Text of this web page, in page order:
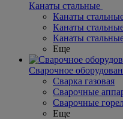
Канаты стальные
Канаты
Канаты
Канаты
Еще
Сварочное
Сварка газовая
Сварочные
Сварочные
Еще